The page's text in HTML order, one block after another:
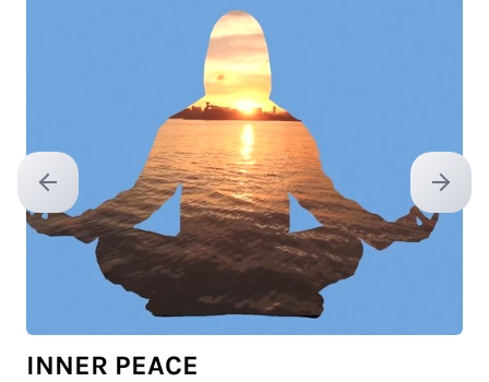
Previous slide Next
INNER PEACE